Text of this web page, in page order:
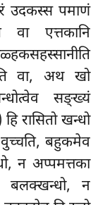
उदकस्स पमाणं
वा एत्तकानि
वा, अथ खो
सङ्ख्यं
रासितो खन्धो
वुच्चति, बहुकमेव
न अप्पमत्तका
बलक्खन्धो, न